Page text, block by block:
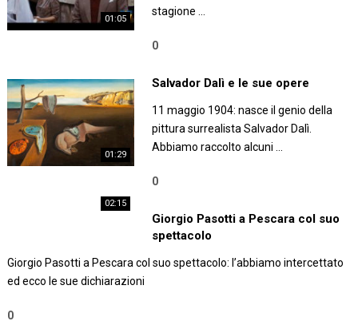
01:05
stagione …
0
01:29
Salvador Dalì e le sue opere
11 maggio 1904: nasce il genio della
pittura surrealista Salvador Dalì.
Abbiamo raccolto alcuni …
0
02:15
Giorgio Pasotti a Pescara col suo
spettacolo
Giorgio Pasotti a Pescara col suo spettacolo: l’abbiamo intercettato
ed ecco le sue dichiarazioni
0